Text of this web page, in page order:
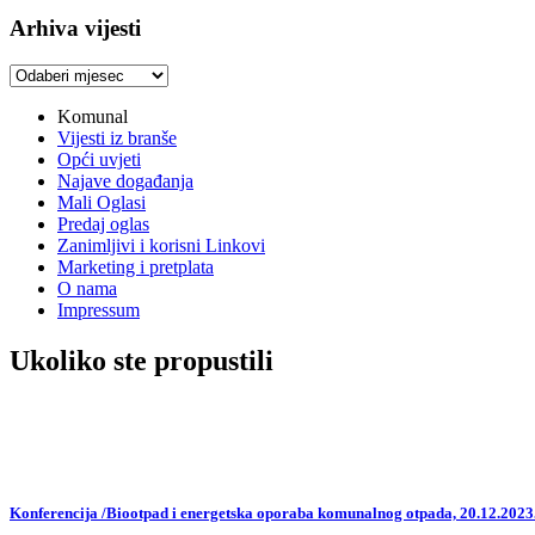
Arhiva vijesti
Arhiva
Komunal
Vijesti iz branše
Opći uvjeti
Najave događanja
Mali Oglasi
Predaj oglas
Zanimljivi i korisni Linkovi
Marketing i pretplata
O nama
Impressum
Ukoliko ste propustili
Konferencija /Biootpad i energetska oporaba komunalnog otpada,